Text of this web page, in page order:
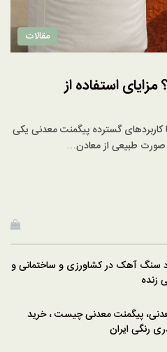
مقالات
استفاده از
کاربردهای گسترده پیگمنت معدنی یکی
صورت طبیعی از معادن…
سنگ آهک در کشاورزی و ساختمانی و
زنده
پیگمنت معدنی چیست ، خرید
رنگی ایران